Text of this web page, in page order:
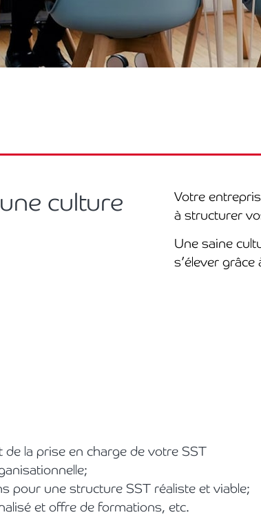
culture
Votre
à structurer
Une saine
s’élever
la prise en charge de votre SST
pour une structure SST réaliste et viable;
et offre de formations, etc.